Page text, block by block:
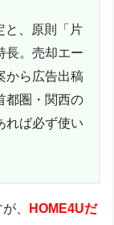
と、原則「片
長。売却エー
から広告出稿
都圏・関西の
れば必ず使い
、
HOME4Uだ